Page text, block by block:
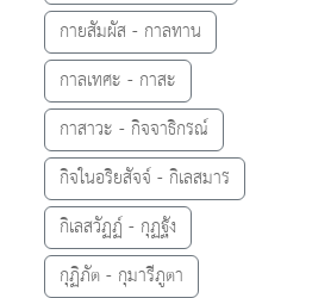
กายสัมผัส - กาลทาน
กาลเทศะ - กาสะ
กาสาวะ - กิจจาธิกรณ์
กิจในอริยสัจจ์ - กิเลสมาร
กิเลสวัฏฏ์ - กุฏฐัง
กุฏิภัต - กุมารีภูตา